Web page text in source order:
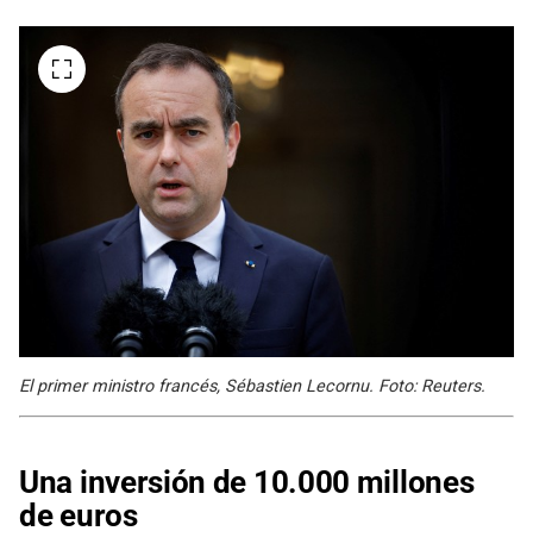
El primer ministro francés, Sébastien Lecornu. Foto: Reuters.
Una inversión de 10.000 millones
de euros